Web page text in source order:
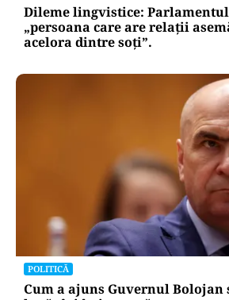
Dileme lingvistice:
„persoana care are relații
acelora dintre soți”.
POLITICĂ
Cum a ajuns Guvernul Bolojan